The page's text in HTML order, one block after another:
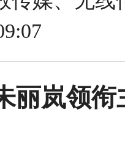
丽岚领